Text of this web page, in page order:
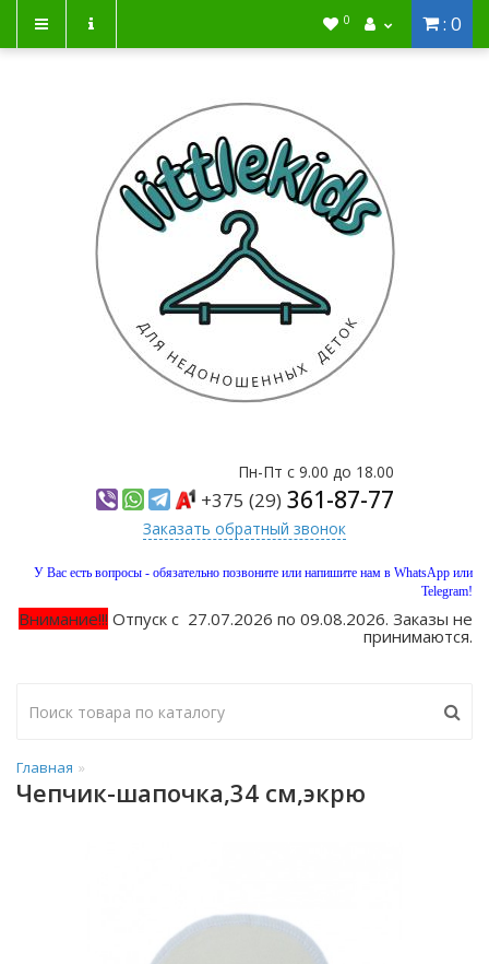
: 0
0
Пн-Пт с 9.00 до 18.00
+375 (29) 361-87-77
Заказать обратный звонок
У Вас есть вопросы - обязательно позвоните или напишите нам в WhatsApp или
Telegram!
Внимание!!! Отпуск с 27.07.2026 по 09.08.2026. Заказы не
принимаются.
Главная
Чепчик-шапочка,34 см,экрю